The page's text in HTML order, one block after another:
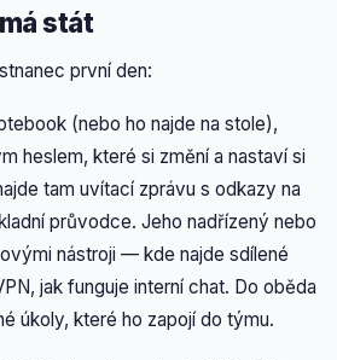
stát
první den:
(nebo ho najde na stole),
heslem, které si změní a nastaví si
tam uvítací zprávu s odkazy na
průvodce. Jeho nadřízený nebo
nástroji — kde najde sdílené
jak funguje interní chat. Do oběda
úkoly, které ho zapojí do týmu.